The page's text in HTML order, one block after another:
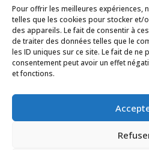
Pour offrir les meilleures expériences,
telles que les cookies pour stocker et/
des appareils. Le fait de consentir à
de traiter des données telles que le
les ID uniques sur ce site. Le fait de
consentement peut avoir un effet
et fonctions.
Politique de
Politique de